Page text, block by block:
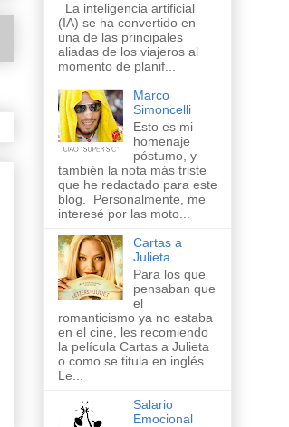
La inteligencia artificial
(IA) se ha convertido en
una de las principales
aliadas de los viajeros al
momento de planif...
Marco
Simoncelli
Esto es mi
homenaje
póstumo, y
también la nota más triste
que he redactado para este
blog. Personalmente, me
interesé por las moto...
Cartas a
Julieta
Para los que
pensaban que
el
romanticismo ya no estaba
en el cine, les recomiendo
la película Cartas a Julieta
o como se titula en inglés
Le...
Salario
Emocional